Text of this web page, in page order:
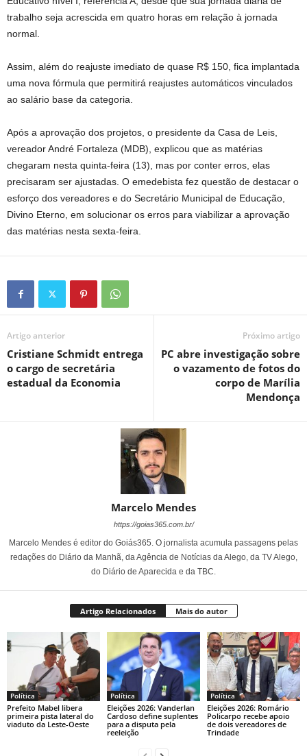
trabalho seja acrescida em quatro horas em relação à jornada
normal.
Assim, além do reajuste imediato de quase R$ 150, fica implantada
uma nova fórmula que permitirá reajustes automáticos vinculados
ao salário base da categoria.
Após a aprovação dos projetos, o presidente da Casa de Leis,
vereador André Fortaleza (MDB), explicou que as matérias
chegaram nesta quinta-feira (13), mas por conter erros, elas
precisaram ser ajustadas. O emedebista fez questão de destacar o
esforço dos vereadores e do Secretário Municipal de Educação,
Divino Eterno, em solucionar os erros para viabilizar a aprovação
das matérias nesta sexta-feira.
Artigo anterior
Cristiane Schmidt entrega
o cargo de secretária
estadual da Economia
Próximo artigo
PC abre investigação sobre
o vazamento de fotos do
corpo de Marília
Mendonça
Marcelo Mendes
https://goias365.com.br/
Marcelo Mendes é editor do Goiás365. O jornalista acumula passagens pelas
redações do Diário da Manhã, da Agência de Notícias da Alego, da TV Alego,
do Diário de Aparecida e da TBC.
Artigo Relacionados Mais do autor
Política
Prefeito Mabel libera
primeira pista lateral do
viaduto da Leste-Oeste
Política
Eleições 2026: Vanderlan
Cardoso define suplentes
para a disputa pela
reeleição
Política
Eleições 2026: Romário
Policarpo recebe apoio
de dois vereadores de
Trindade